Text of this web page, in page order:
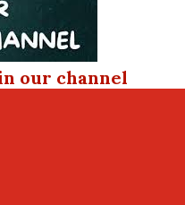
our channel